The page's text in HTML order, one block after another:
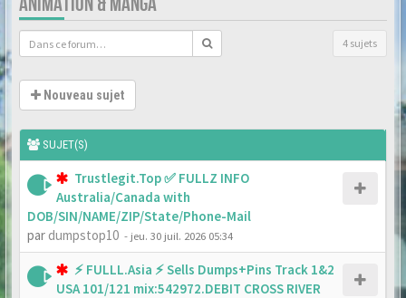
4 sujets
Nouveau sujet
SUJET(S)
Trustlegit.Top ✅ FULLZ INFO
Australia/Canada with
DOB/SIN/NAME/ZIP/State/Phone-Mail
par dumpstop10 - jeu. 30 juil. 2026 05:34
⚡ FULLL.Asia ⚡ Sells Dumps+Pins Track 1&2
USA 101/121 mix:542972.DEBIT CROSS RIVER